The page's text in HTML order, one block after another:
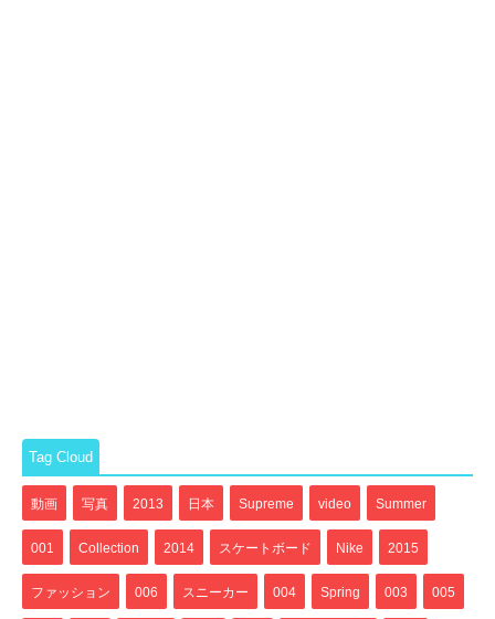
Tag Cloud
動画 写真 2013 日本 Supreme video Summer
001 Collection 2014 スケートボード Nike 2015
ファッション 006 スニーカー 004 Spring 003 005